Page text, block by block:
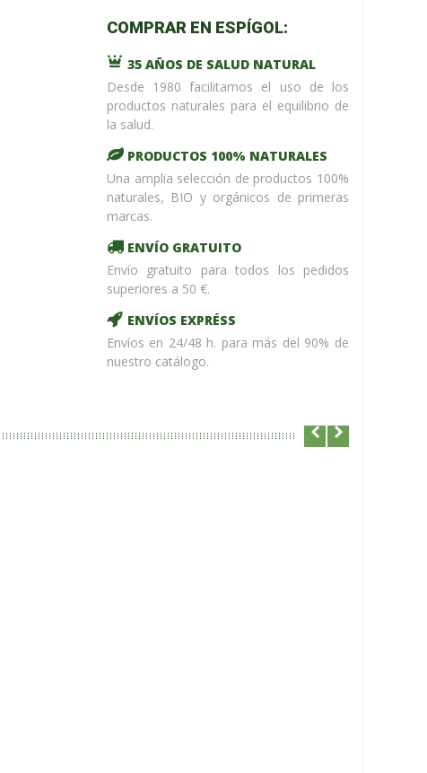
/home/upntonvr/
codeon
line 59
¡ %Dto !
COMPRAR EN ESPÍGOL:
35 AÑOS DE SALUD NATURAL
Desde 1980 facilitamos el uso de los
productos naturales para el equilibrio de
la salud.
PRODUCTOS 100% NATURALES
Una amplia selección de productos 100%
naturales, BIO y orgánicos de primeras
marcas.
ENVÍO GRATUITO
Envío gratuito para todos los pedidos
superiores a 50 €.
ENVÍOS EXPRÉSS
Envíos en 24/48 h. para más del 90% de
nuestro catálogo.